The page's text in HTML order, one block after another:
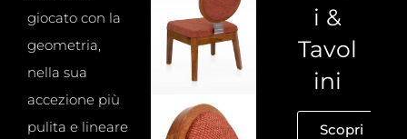
giocato con la
geometria,
nella sua
accezione più
pulita e lineare
i &
Tavol
ini
Scopri